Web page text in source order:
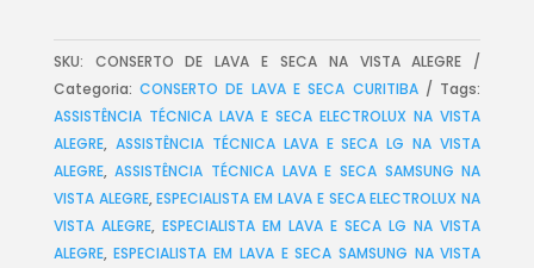
SKU: CONSERTO DE LAVA E SECA NA VISTA ALEGRE
Categoria:CONSERTO DE LAVA E SECA CURITIBA
Tags:
ASSISTÊNCIA TÉCNICA LAVA E SECA ELECTROLUX NA VISTA
ALEGRE, ASSISTÊNCIA TÉCNICA LAVA E SECA LG NA VISTA
ALEGRE,ASSISTÊNCIA TÉCNICA LAVA E SECA SAMSUNG NA
VISTA ALEGRE,ESPECIALISTA EM LAVA E SECA ELECTROLUX NA
VISTA ALEGRE, ESPECIALISTA EM LAVA E SECA LG NA VISTA
ALEGRE,ESPECIALISTA EM LAVA E SECA SAMSUNG NA VISTA